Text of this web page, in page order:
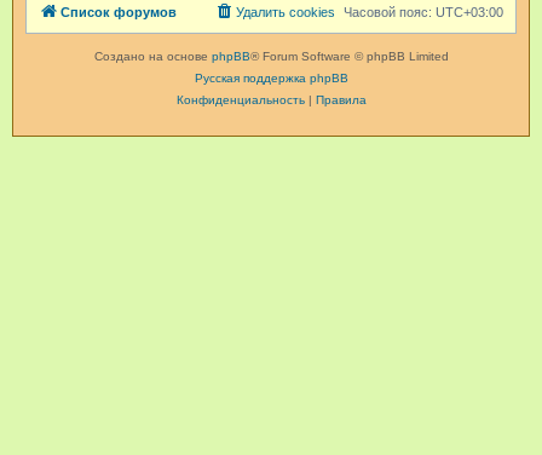
Список форумов Часовой пояс: UTC+03:00
Удалить cookies
Создано на основе phpBB® Forum Software © phpBB Limited
Русская поддержка phpBB
Конфиденциальность| Правила